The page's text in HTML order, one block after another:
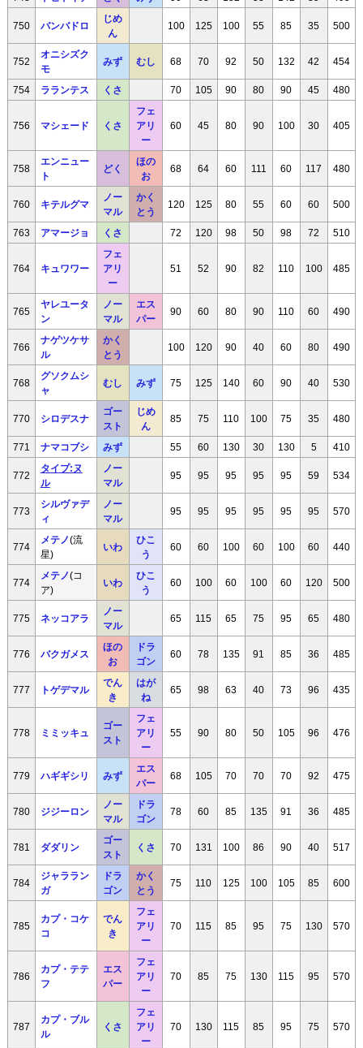
750 バンバドロ
じめ
ん
100 125 100 55 85 35 500
752
オニシズク
モ
みず むし 68 70 92 50 132 42 454
754 ラランテス くさ 70 105 90 80 90 45 480
756 マシェード くさ
フェ
アリ
ー
60 45 80 90 100 30 405
758
エンニュー
ト
どく
ほの
お
68 64 60 111 60 117 480
760 キテルグマ
ノー
マル
かく
とう
120 125 80 55 60 60 500
763 アマージョ くさ 72 120 98 50 98 72 510
764 キュワワー
フェ
アリ
ー
51 52 90 82 110 100 485
765
ヤレユータ
ン
ノー
マル
エス
パー
90 60 80 90 110 60 490
766
ナゲツケサ
ル
かく
とう
100 120 90 40 60 80 490
768
グソクムシ
ャ
むし みず 75 125 140 60 90 40 530
770 シロデスナ
ゴー
スト
じめ
ん
85 75 110 100 75 35 480
771 ナマコブシ みず 55 60 130 30 130 5 410
772
タイプ:ヌ
ル
ノー
マル
95 95 95 95 95 59 534
773
シルヴァデ
ィ
ノー
マル
95 95 95 95 95 95 570
774
メテノ(流
星)
いわ
ひこ
う
60 60 100 60 100 60 440
774
メテノ(コ
ア)
いわ
ひこ
う
60 100 60 100 60 120 500
775 ネッコアラ
ノー
マル
65 115 65 75 95 65 480
776 バクガメス
ほの
お
ドラ
ゴン
60 78 135 91 85 36 485
777 トゲデマル
でん
き
はが
ね
65 98 63 40 73 96 435
778 ミミッキュ
ゴー
スト
フェ
アリ
ー
55 90 80 50 105 96 476
779 ハギギシリ みず
エス
パー
68 105 70 70 70 92 475
780 ジジーロン
ノー
マル
ドラ
ゴン
78 60 85 135 91 36 485
781 ダダリン
ゴー
スト
くさ 70 131 100 86 90 40 517
784
ジャララン
ガ
ドラ
ゴン
かく
とう
75 110 125 100 105 85 600
785
カプ・コケ
コ
でん
き
フェ
アリ
ー
70 115 85 95 75 130 570
786
カプ・テテ
フ
エス
パー
フェ
アリ
ー
70 85 75 130 115 95 570
787
カプ・ブル
ル
くさ
フェ
アリ
ー
70 130 115 85 95 75 570